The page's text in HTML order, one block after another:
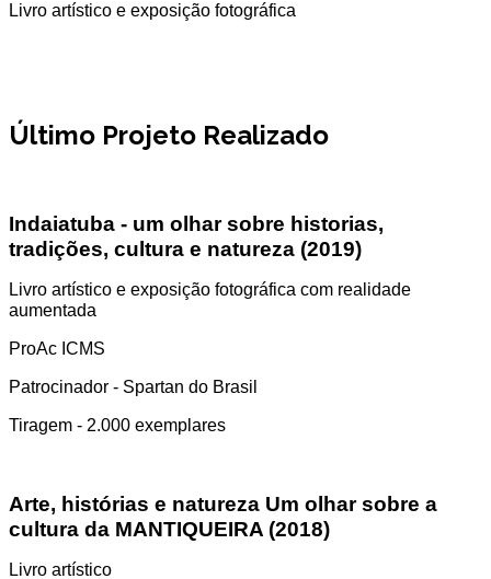
Livro artístico e exposição fotográfica
Último Projeto Realizado
Indaiatuba - um olhar sobre historias,
tradições, cultura e natureza (2019)
Livro artístico e exposição fotográfica com realidade
aumentada
ProAc ICMS
Patrocinador - Spartan do Brasil
Tiragem - 2.000 exemplares
Arte, histórias e natureza Um olhar sobre a
cultura da MANTIQUEIRA (2018)
Livro artístico